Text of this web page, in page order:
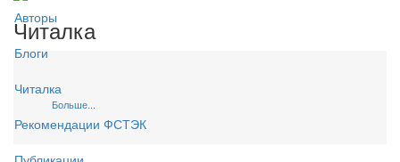
Авторы
Блоги
Читалка
Рекомендации ФСТЭК
Читалка
Больше...